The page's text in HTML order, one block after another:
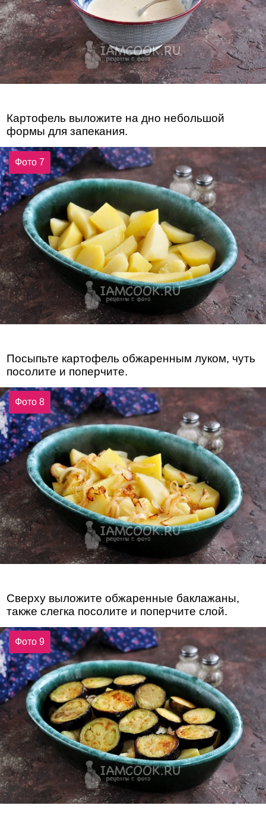
Картофель выложите на дно небольшой
формы для запекания.
Фото 7
Посыпьте картофель обжаренным луком, чуть
посолите и поперчите.
Фото 8
Сверху выложите обжаренные баклажаны,
также слегка посолите и поперчите слой.
Фото 9